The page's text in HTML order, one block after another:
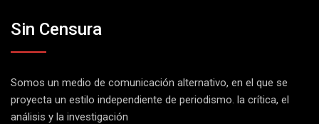
Sin Censura
Somos un medio de comunicación alternativo, en el que se
proyecta un estilo independiente de periodismo. la crítica, el
análisis y la investigación